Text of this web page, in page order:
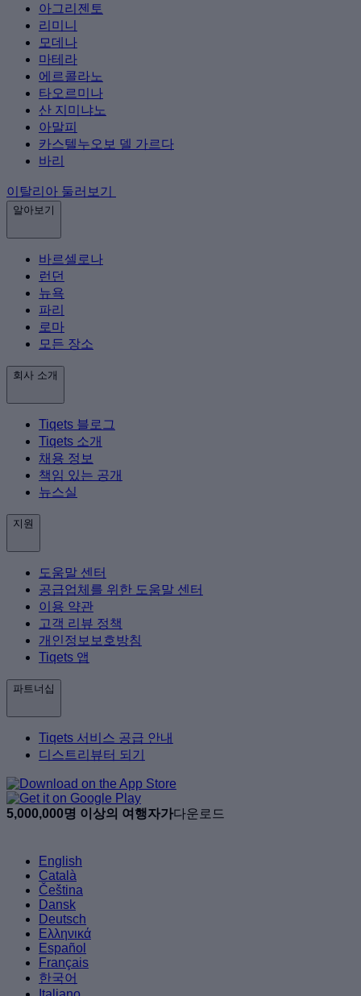
아그리젠토
리미니
모데나
마테라
에르콜라노
타오르미나
산 지미냐노
아말피
카스텔누오보 델 가르다
바리
이탈리아 둘러보기
알아보기
바르셀로나
런던
뉴욕
파리
로마
모든 장소
회사 소개
Tiqets 블로그
Tiqets 소개
채용 정보
책임 있는 공개
뉴스실
지원
도움말 센터
공급업체를 위한 도움말 센터
이용 약관
고객 리뷰 정책
개인정보보호방침
Tiqets 앱
파트너십
Tiqets 서비스 공급 안내
디스트리뷰터 되기
5,000,000명 이상의 여행자가다운로드
English
Català
Čeština
Dansk
Deutsch
Ελληνικά
Español
Français
한국어